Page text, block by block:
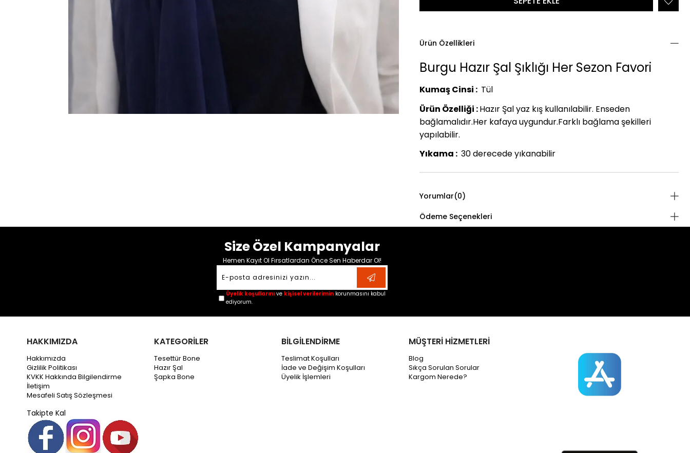
Ürün Özellikleri
Burgu Hazır Şal Şıklığı Her Sezon Favori
Kumaş Cinsi : Tül
Ürün Özelliği :Hazır Şal yaz kış kullanılabilir. Enseden
bağlamalıdır.Her kafaya uygundur.Farklı bağlama şekilleri
yapılabilir.
Yıkama : 30 derecede yıkanabilir
Yorumlar(0)
Ödeme Seçenekleri
Size Özel Kampanyalar
Hemen Kayıt Ol Fırsatlardan Önce Sen Haberdar Ol!
Üyelik koşullarını ve kişisel verilerimin korunmasını kabul
ediyorum.
HAKKIMIZDA
Hakkımızda
Gizlilik Politikası
KVKK Hakkında Bilgilendirme
İletişim
Mesafeli Satış Sözleşmesi
Takipte Kal
KATEGORİLER
Tesettür Bone
Hazır Şal
Şapka Bone
BİLGİLENDİRME
Teslimat Koşulları
İade ve Değişim Koşulları
Üyelik İşlemleri
MÜŞTERİ HİZMETLERİ
Blog
Sıkça Sorulan Sorular
Kargom Nerede?